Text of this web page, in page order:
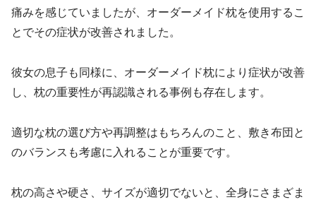
痛みを感じていましたが、オーダーメイド枕を使用するこ
とでその症状が改善されました。
彼女の息子も同様に、オーダーメイド枕により症状が改善
し、枕の重要性が再認識される事例も存在します。
適切な枕の選び方や再調整はもちろんのこと、敷き布団と
のバランスも考慮に入れることが重要です。
枕の高さや硬さ、サイズが適切でないと、全身にさまざま